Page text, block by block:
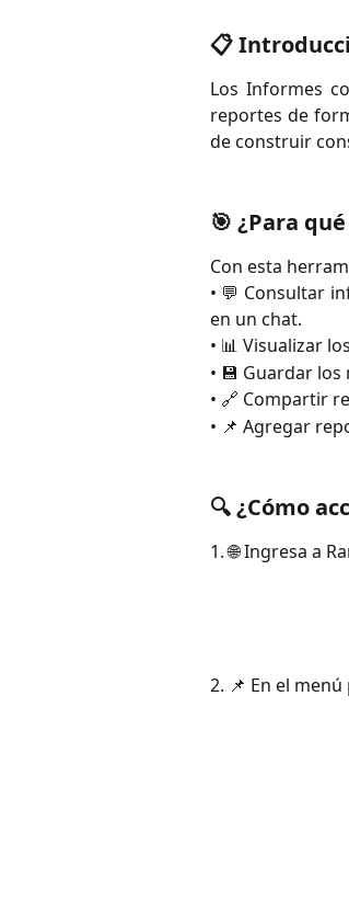
📋
Los Informes
reportes de
de construir
🎯 ¿Para
Con esta
• 💬 Consultar
en un chat.
• 📊 Visualizar
• 💾 Guardar
• 🔗 Compartir
• 📌 Agregar
🔍 ¿Cómo
1. 🌐 Ingresa a
2. 📌 En el